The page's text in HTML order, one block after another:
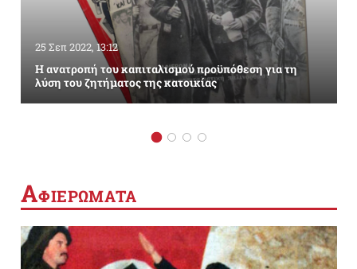
25 Σεπ 2022, 13:12
Η ανατροπή του καπιταλισμού προϋπόθεση για τη
λύση του ζητήματος της κατοικίας
ΑΦΙΕΡΩΜΑΤΑ